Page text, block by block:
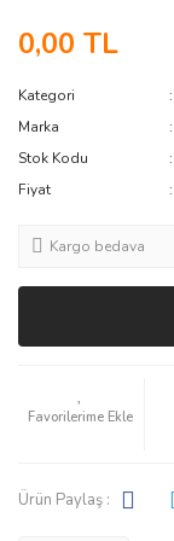
0,00 TL
Kategori
Marka
Stok Kodu
Fiyat
Kargo bedava
Ürün Paylaş :